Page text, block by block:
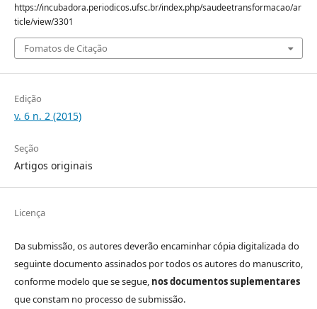
https://incubadora.periodicos.ufsc.br/index.php/saudeetransformacao/ar
ticle/view/3301
Fomatos de Citação
Edição
v. 6 n. 2 (2015)
Seção
Artigos originais
Licença
Da submissão, os autores deverão encaminhar cópia digitalizada do
seguinte documento assinados por todos os autores do manuscrito,
conforme modelo que se segue, nos documentos suplementares
que constam no processo de submissão.